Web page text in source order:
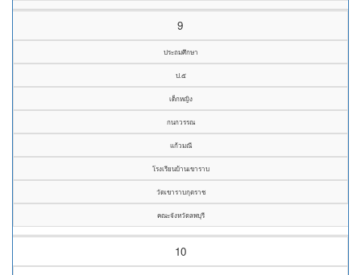
9
ประถมศึกษา
ป.๕
เด็กหญิง
กนกวรรณ
แก้วมณี
โรงเรียนบ้านเขาราบ
วัดเขาราบกุตราช
คณะจังหวัดลพบุรี
10